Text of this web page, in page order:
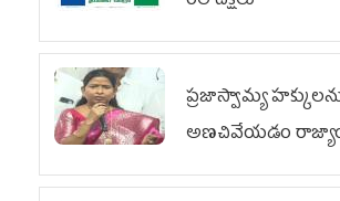
ప్రజాస్వామ్య
అణచివేయడం రాజ్యాంగ
విరుద్ధం